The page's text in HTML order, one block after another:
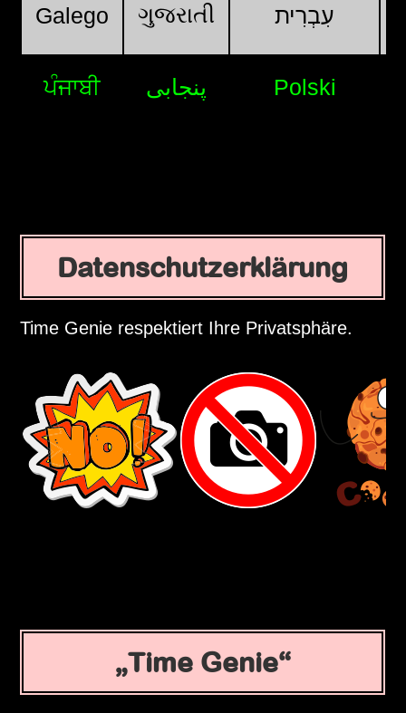
Galego ગુજરાતી עִבְרִית
ਪੰਜਾਬੀ پنجابی Polski
Datenschutzerklärung
Time Genie respektiert Ihre Privatsphäre.
Time Genie